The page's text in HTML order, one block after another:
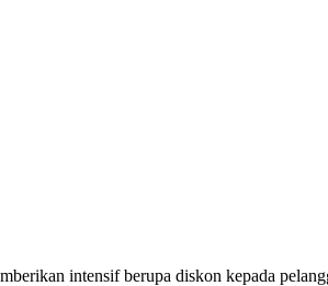
intensif berupa diskon kepada